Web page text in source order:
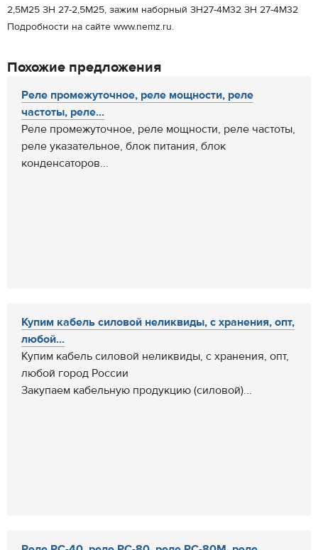
2,5М25 ЗН 27-2,5М25, зажим наборный ЗН27-4М32 ЗН 27-4М32
Подробности на сайте www.nemz.ru.
Похожие предложения
Реле промежуточное, реле мощности, реле
частоты, реле...
Реле промежуточное, реле мощности, реле частоты,
реле указательное, блок питания, блок
конденсаторов...
Купим кабель силовой неликвиды, с хранения, опт,
любой...
Купим кабель силовой неликвиды, с хранения, опт,
любой город России
Закупаем кабельную продукцию (силовой)...